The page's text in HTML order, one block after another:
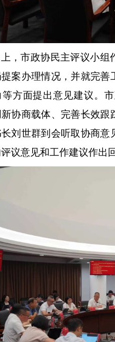
，市政协民主评议小组
案办理情况，并就完善
方面提出意见建议。
协商载体、完善长效
刘世群到会听取协商
议意见和工作建议作出回